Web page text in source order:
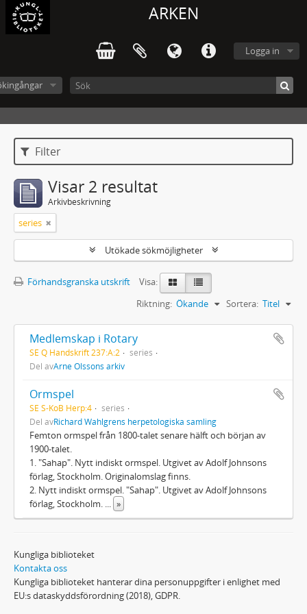
ARKEN
Logga in
Filter
Visar 2 resultat
Arkivbeskrivning
series
Utökade sökmöjligheter
Förhandsgranska utskrift
Visa:
Sortera: Titel
Riktning: Ökande
Medlemskap i Rotary
SE Q Handskrift 237:A:2
series
Del avArne Olssons arkiv
Ormspel
SE S-KoB Herp:4
series
Del avRichard Wahlgrens herpetologiska samling
Femton ormspel från 1800-talet senare hälft och början av
1900-talet.
1. "Sahap". Nytt indiskt ormspel. Utgivet av Adolf Johnsons
förlag, Stockholm. Originalomslag finns.
2. Nytt indiskt ormspel. "Sahap". Utgivet av Adolf Johnsons
förlag, Stockholm.
»
Kungliga biblioteket
Kontakta oss
Kungliga biblioteket hanterar dina personuppgifter i enlighet med
EU:s dataskyddsförordning (2018), GDPR.